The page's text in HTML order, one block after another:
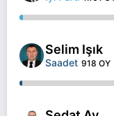
Selim Işık
Saadet 918 OY